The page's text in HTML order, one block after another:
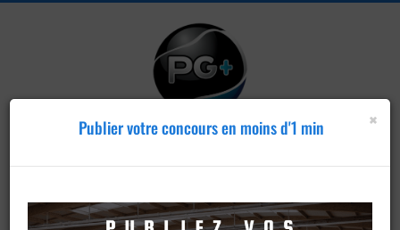
Publier un
×
Publier votre concours en moins d'1 min